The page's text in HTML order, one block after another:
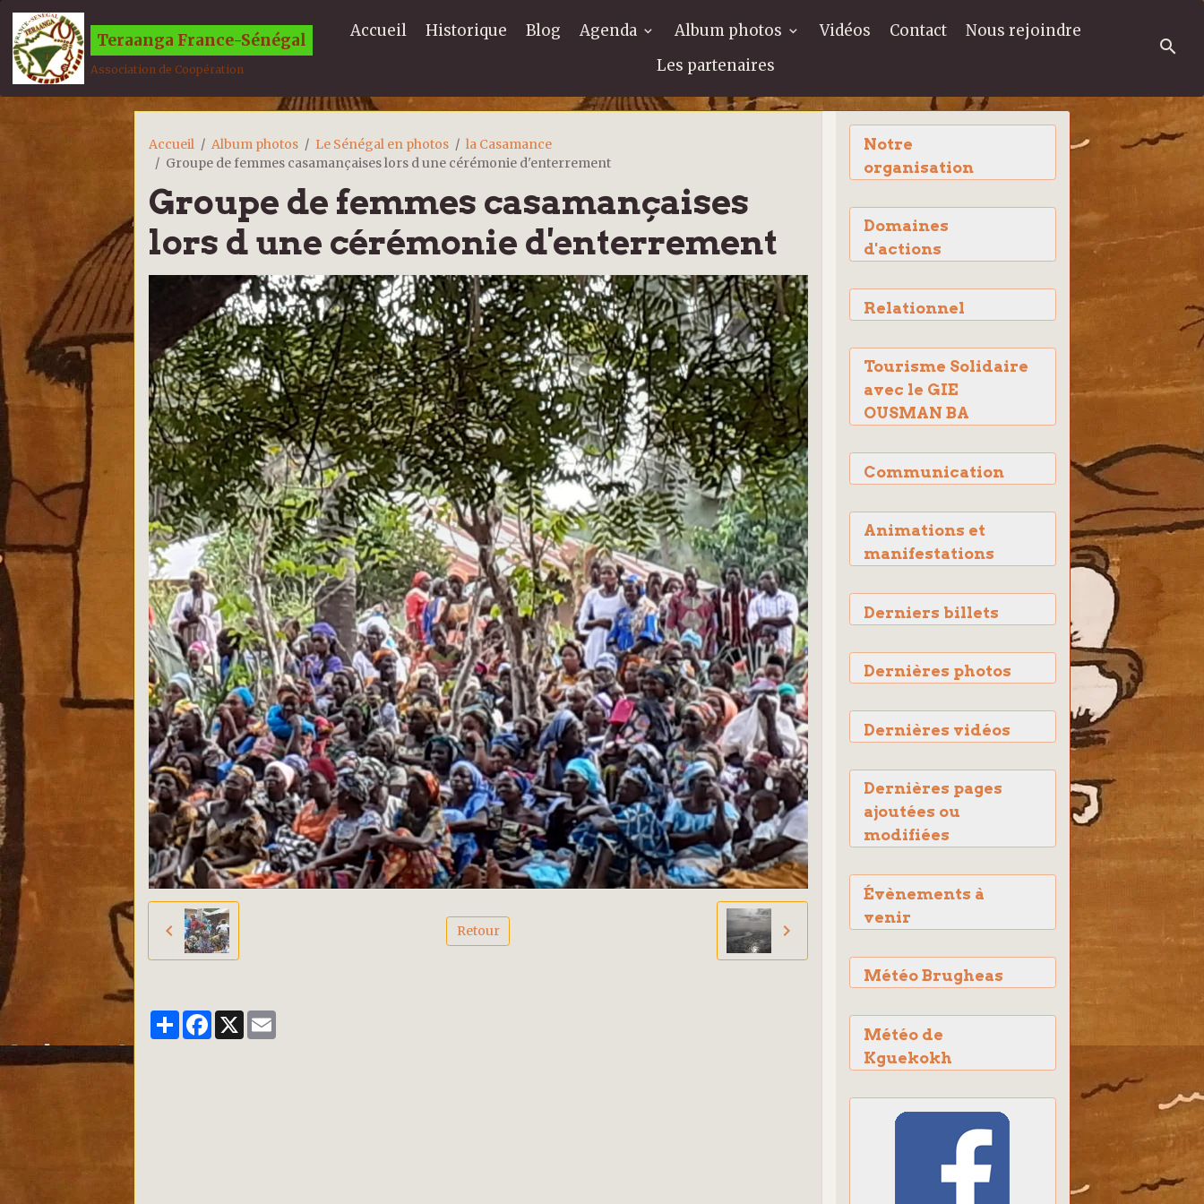
Teraanga France-Sénégal
Association de Coopération
Accueil Historique Blog Agenda Album photos Vidéos Contact
Nous rejoindre
Les partenaires
Accueil Album photos Le Sénégal en photos
la Casamance
Groupe de femmes casamançaises lors d une cérémonie d'enterrement
Groupe de femmes casamançaises
lors d une cérémonie d'enterrement
Retour
PartagerFacebook
X
Notre
organisation
Domaines
d'actions
Relationnel
Tourisme Solidaire
avec le GIE
OUSMAN BA
Communication
Animations et
manifestations
Derniers billets
Dernières photos
Dernières vidéos
Dernières pages
ajoutées ou
modifiées
Évènements à
venir
Météo Brugheas
Météo de
Kguekokh